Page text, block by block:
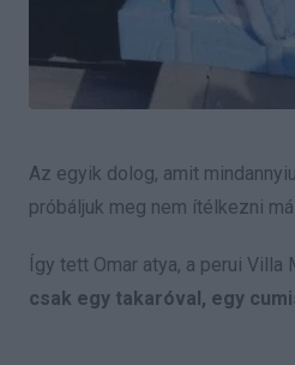
Az egyik dolog, amit
próbáljuk meg nem ítélkezni
Így tett Omar atya, a perui
csak egy takaróval, egy